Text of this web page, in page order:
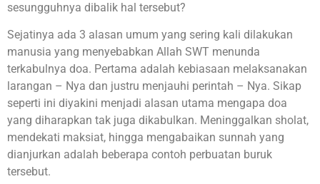
sesungguhnya dibalik hal tersebut?
Sejatinya ada 3 alasan umum yang sering kali dilakukan
manusia yang menyebabkan Allah SWT menunda
terkabulnya doa. Pertama adalah kebiasaan melaksanakan
larangan – Nya dan justru menjauhi perintah – Nya. Sikap
seperti ini diyakini menjadi alasan utama mengapa doa
yang diharapkan tak juga dikabulkan. Meninggalkan sholat,
mendekati maksiat, hingga mengabaikan sunnah yang
dianjurkan adalah beberapa contoh perbuatan buruk
tersebut.